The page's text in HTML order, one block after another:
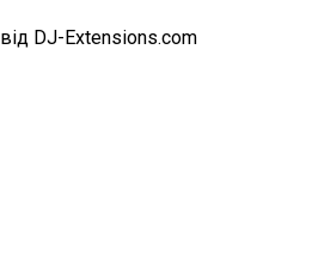
від DJ-Extensions.com